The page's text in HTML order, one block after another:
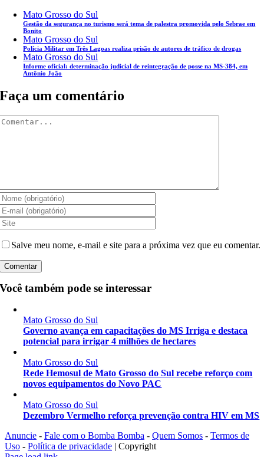
Mato Grosso do Sul
Gestão da segurança no turismo será tema de palestra promovida pelo Sebrae em
Bonito
Mato Grosso do Sul
Polícia Militar em Três Lagoas realiza prisão de autores de tráfico de drogas
Mato Grosso do Sul
Informe oficial: determinação judicial de reintegração de posse na MS-384, em
Antônio João
Faça um comentário
Salve meu nome, e-mail e site para a próxima vez que eu comentar.
Você também pode se interessar
Mato Grosso do Sul
Governo avança em capacitações do MS Irriga e destaca
potencial para irrigar 4 milhões de hectares
Mato Grosso do Sul
Rede Hemosul de Mato Grosso do Sul recebe reforço com
novos equipamentos do Novo PAC
Mato Grosso do Sul
Dezembro Vermelho reforça prevenção contra HIV em MS
Anuncie - Fale com o Bomba Bomba - Quem Somos - Termos de
Uso - Política de privacidade | Copyright